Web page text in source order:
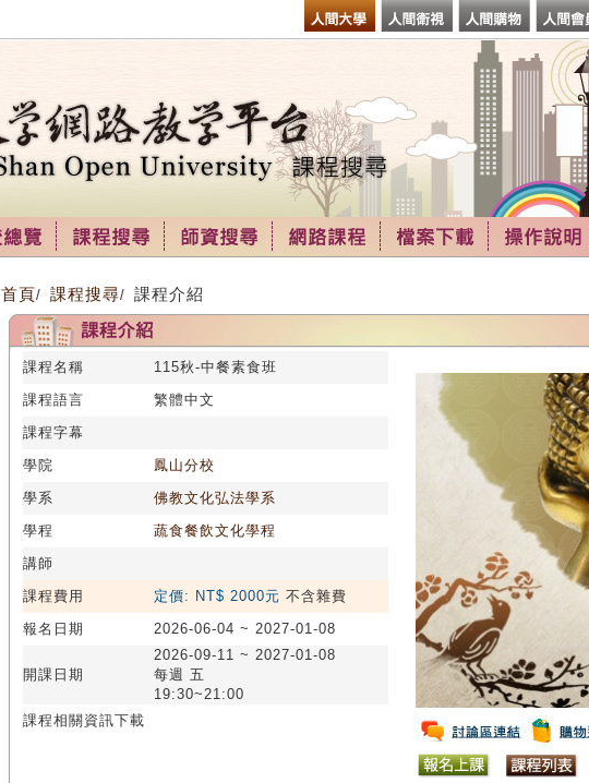
首頁/ 課程搜尋/ 課程介紹
課程名稱
115秋-中餐素食班
課程語言
繁體中文
課程字幕
學院
鳳山分校
學系
佛教文化弘法學系
學程
蔬食餐飲文化學程
講師
課程費用
定價: NT$ 2000元 不含雜費
報名日期
2026-06-04 ~ 2027-01-08
開課日期
2026-09-11 ~ 2027-01-08
每週 五
19:30~21:00
課程相關資訊下載